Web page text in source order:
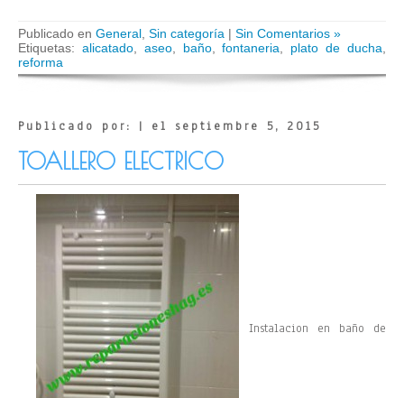
Publicado en General Sin categoría | Sin Comentarios »
Etiquetas: alicatado, aseo, baño,fontaneria plato de ducha
reforma
Publicado por: | el septiembre 5, 2015
TOALLERO ELECTRICO
Instalacion en baño de